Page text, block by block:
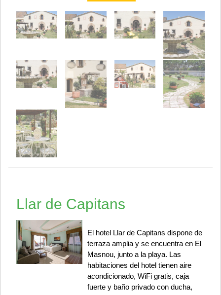
Llar de Capitans
El hotel Llar de Capitans dispone de
terraza amplia y se encuentra en El
Masnou, junto a la playa. Las
habitaciones del hotel tienen aire
acondicionado, WiFi gratis, caja
fuerte y baño privado con ducha,